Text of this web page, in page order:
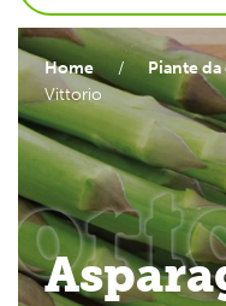
Home Piante
Vittorio